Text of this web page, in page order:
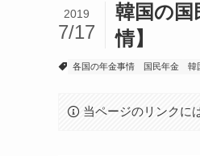
韓国の国
情】
2019
7/17
各国の年金事情 国民年金 韓
当ページのリンクに